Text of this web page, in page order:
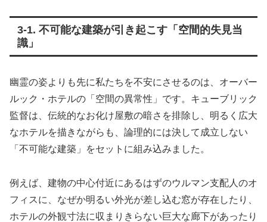
3-1. 不可能な建築が引き起こす「空間的失見当
識」
幽霊の姿よりも先に私たちを不安にさせるのは、オーバー
ルック・ホテルの「空間の異常性」です。キューブリック
監督は、伝統的なお化け屋敷の暗さを排除し、明るく広大
なホテルを描きながらも、論理的には決して成立しない
「不可能な建築」をセットに組み込みました。
例えば、建物の中心付近にあるはずのウルマン支配人のオ
フィスに、なぜか明るい外光が差し込む窓が存在したり、
ホテルの外観寸法に収まりきらない巨大な廊下があったり